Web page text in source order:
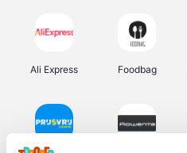
Ali Express Foodbag